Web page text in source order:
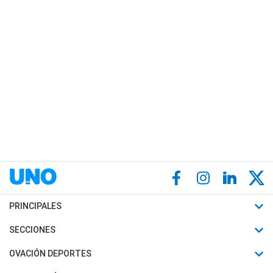
PRINCIPALES
Últimas Noticias
Política
SECCIONES
Horóscopo
OVACIÓN DEPORTES